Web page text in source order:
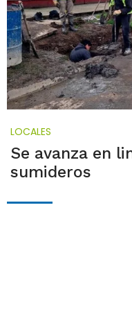
LOCALES
Se avanza en
sumideros